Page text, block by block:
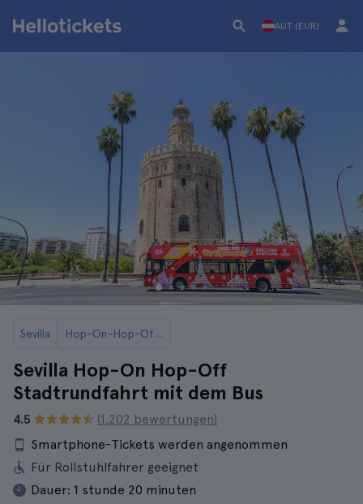
AUT (EUR)
Sevilla Hop-On-Hop-Off-Busse in Sevilla
Sevilla Hop-On Hop-Off
Stadtrundfahrt mit dem Bus
4.5
(1.202 bewertungen)
Smartphone-Tickets werden angenommen
Für Rollstuhlfahrer geeignet
Dauer: 1 stunde 20 minuten